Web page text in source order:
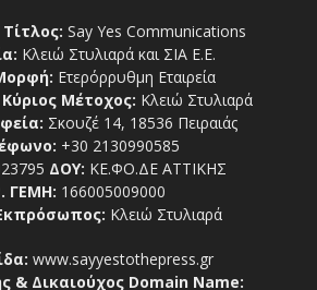
Say Yes Communications
Κλειώ Στυλιαρά και ΣΙΑ Ε.Ε.
Ετερόρρυθμη Εταιρεία
Κύριος Μέτοχος: Κλειώ Στυλιαρά
Σκουζέ 14, 18536 Πειραιάς
+30 2130990585
ΔΟΥ: ΚΕ.ΦΟ.ΔΕ ΑΤΤΙΚΗΣ
ΓΕΜΗ: 166005009000
Κλειώ Στυλιαρά
www.sayyestothepress.gr
& Δικαιούχος Domain Name: